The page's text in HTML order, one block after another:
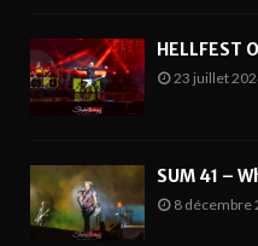
HELLFEST
23 juillet
SUM 41 –
8 décembre